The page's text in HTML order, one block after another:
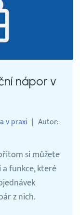
nápor v
v praxi
Autor
si můžete
funkce, které
z nich.